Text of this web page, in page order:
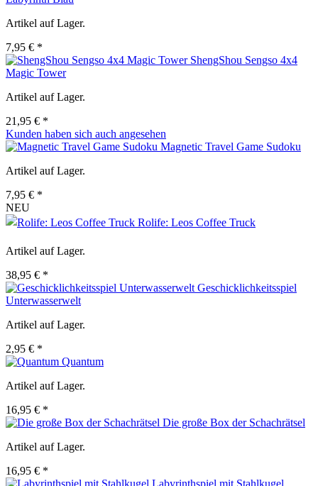
Artikel auf Lager.
7,95 € *
ShengShou Sengso 4x4
Magic Tower
Artikel auf Lager.
21,95 € *
Kunden haben sich auch angesehen
Magnetic Travel Game Sudoku
Artikel auf Lager.
7,95 € *
NEU
Rolife: Leos Coffee Truck
Artikel auf Lager.
38,95 € *
Geschicklichkeitsspiel
Unterwasserwelt
Artikel auf Lager.
2,95 € *
Quantum
Artikel auf Lager.
16,95 € *
Die große Box der Schachrätsel
Artikel auf Lager.
16,95 € *